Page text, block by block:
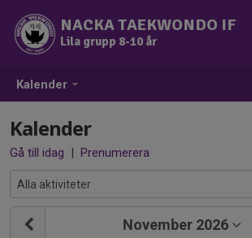
Kalender
NACKA TAEKWONDO IF
Lila grupp 8-10 år
Kalender
Gå till idag | Prenumerera
November 2026